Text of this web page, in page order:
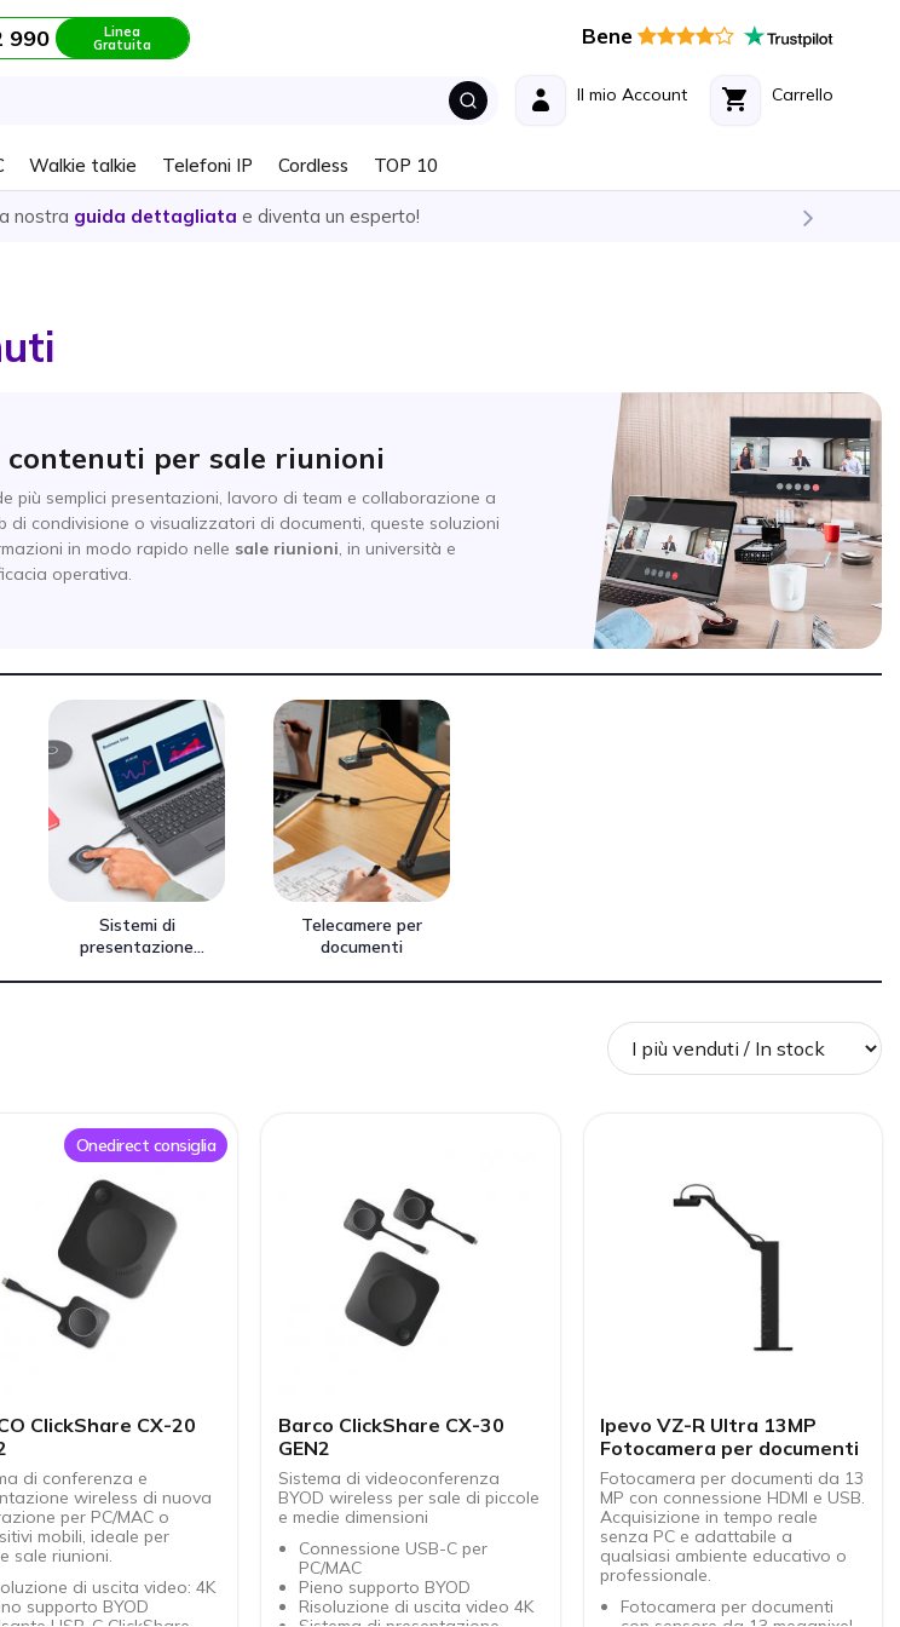
990 Linea
Gratuita Bene
Carrello
Il mio Account
Walkie talkie Telefoni IP Cordless TOP 10
nostra guida dettagliata e diventa un esperto!
contenuti per sale riunioni
più semplici presentazioni, lavoro di team e collaborazione a
di condivisione o visualizzatori di documenti, queste soluzioni
in modo rapido nelle sale riunioni, in università e
operativa.
Sistemi di
presentazione
Telecamere per
documenti
Onedirect consiglia
ClickShare CX-20
di conferenza e
wireless di nuova
per PC/MAC o
mobili, ideale per
sale riunioni.
di uscita video: 4K
supporto BYOD
Barco ClickShare CX-30
GEN2
Sistema di videoconferenza
BYOD wireless per sale di piccole
e medie dimensioni
Connessione USB-C per
PC/MAC
Pieno supporto BYOD
Risoluzione di uscita video 4K
Ipevo VZ-R Ultra 13MP
Fotocamera per documenti
Fotocamera per documenti da 13
MP con connessione HDMI e USB.
Acquisizione in tempo reale
senza PC e adattabile a
qualsiasi ambiente educativo o
professionale.
Fotocamera per documenti